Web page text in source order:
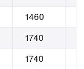
1460
1740
1740